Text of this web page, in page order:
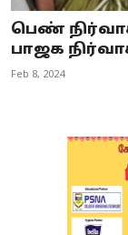
பெண்
பாஜக
Feb 8, 2024